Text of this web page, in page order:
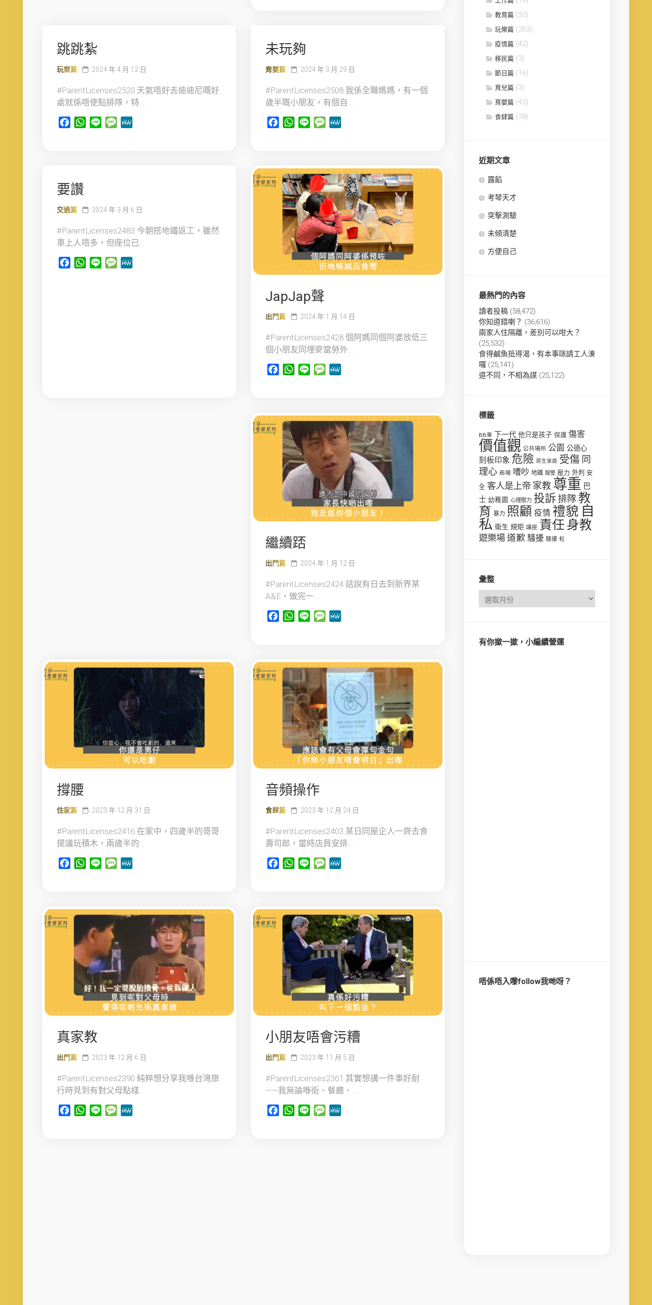
跳跳紮
玩樂篇 2024 年 4 月 12 日
#ParentLicenses2520 天氣唔好去迪迪尼嘅好
處就係唔使點排隊，特...
FacebookWhatsApp
Line Message
未玩夠
育嬰篇 2024 年 3 月 29 日
#ParentLicenses2508 我係全職媽媽，有一個
歲半嘅小朋友，有個自...
FacebookWhatsApp
Line Message
要讚
交通篇 2024 年 3 月 6 日
#ParentLicenses2483 今朝搭地鐵返工，雖然
車上人唔多，但座位已...
FacebookWhatsApp
Line Message
JapJap聲
出門篇 2024 年 1 月 14 日
#ParentLicenses2428 個阿媽同個阿婆放低三
個小朋友同埋麥當勞外...
FacebookWhatsApp
Line Message
繼續踎
出門篇 2024 年 1 月 12 日
#ParentLicenses2424 話說有日去到新界某
A&E，做完一...
FacebookWhatsApp
Line Message
撐腰
住家篇 2023 年 12 月 31 日
#ParentLicenses2416 在家中，四歲半的哥哥
提議玩積木，兩歲半的...
FacebookWhatsApp
Line Message
音頻操作
食肆篇 2023 年 12 月 24 日
#ParentLicenses2403 某日同屋企人一齊去食
壽司郎，當時店員安排...
FacebookWhatsApp
Line Message
真家教
出門篇 2023 年 12 月 6 日
#ParentLicenses2390 純粹想分享我喺台灣旅
行時見到有對父母點樣...
FacebookWhatsApp
Line Message
小朋友唔會污糟
出門篇 2023 年 11 月 5 日
#ParentLicenses2361 其實想講一件事好耐
——我無論喺街、餐廳、...
FacebookWhatsApp
Line Message
教育篇 (33)
玩樂篇 (263)
疫情篇 (42)
移民篇 (3)
節日篇 (16)
育兒篇 (3)
育嬰篇 (45)
食肆篇 (78)
近期文章
露餡
考琴天才
突擊測驗
未傾清楚
方便自己
最熱門的內容
讀者投稿 (58,472)
你知道錯喇？ (36,616)
兩家人住隔離，差別可以咁大？
(25,532)
食得鹹魚抵得渴，有本事咪請工人湊
囉 (25,141)
道不同，不相為謀 (25,122)
標籤
BB車 下一代 他只是孩子 保護 傷害
價值觀 公共場所 公園 公德心
刻板印象 危險 原生家庭 受傷 同
理心 商場 嘈吵 地鐵 報警 壓力 外判 安
全 客人是上帝 家教 尊重 巴
士 幼稚園 心理壓力 投訴排隊 教
育 暴力 照顧 疫情 禮貌 自
私 衛生 規矩 讓座 責任 身教
遊樂場道歉 騷擾 騷擾 𨋢
彙整
有你撳一撳，小編續營運
唔係唔入嚟follow我哋呀？